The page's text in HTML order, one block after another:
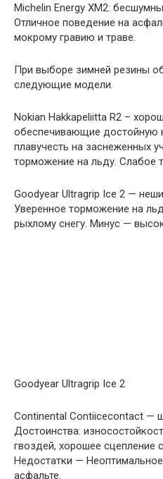
Michelin Energy XM2:
Отличное поведение на
мокрому гравию и траве.
При выборе зимней резины
следующие модели.
Nokian Hakkapeliitta R2 –
обеспечивающие достойную
плавучесть на заснеженных
торможение на льду. Слабое
Goodyear Ultragrip Ice 2 —
Уверенное торможение на
рыхлому снегу. Минус —
Goodyear Ultragrip Ice 2
Continental Contiicecontact —
Достоинства:
гвоздей, хорошее сцепление
Недостатки —
асфальте.